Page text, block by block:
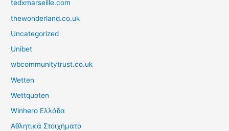
tedxmarseille.com
thewonderland.co.uk
Uncategorized
Unibet
wbcommunitytrust.co.uk
Wetten
Wettquoten
Winhero Ελλάδα
Αθλητικά Στοιχήματα